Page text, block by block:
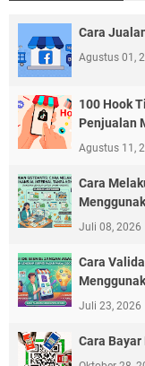
Cara
Agustus 01,
100 Hook
Penjualan
Agustus 11,
Cara
Juli 08, 2026
Cara
Juli 23, 2026
Cara Bayar